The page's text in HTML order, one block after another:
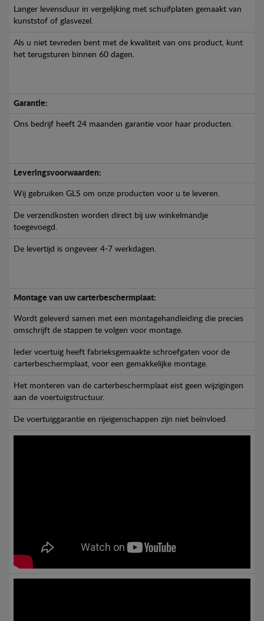
Langer levensduur in vergelijking met schuifplaten gemaakt van
kunststof of glasvezel.
Als u niet tevreden bent met de kwaliteit van ons product, kunt
het terugsturen binnen 60 dagen.
Garantie:
Ons bedrijf heeft 24 maanden garantie voor haar producten.
Leveringsvoorwaarden:
Wij gebruiken GLS om onze producten voor u te leveren.
De verzendkosten worden direct bij uw winkelmandje
toegevoegd.
De levertijd is ongeveer 4-7 werkdagen.
Montage van uw carterbeschermplaat:
Wordt geleverd samen met een montagehandleiding die precies
omschrijft de stappen te volgen voor montage.
Ieder voertuig heeft fabrieksgemaakte schroefgaten voor de
carterbeschermplaat, voor een gemakkelijke montage.
Het monteren van de carterbeschermplaat eist geen wijzigingen
aan de voertuigstructuur.
De voertuiggarantie en rijeigenschappen zijn niet beïnvloed.